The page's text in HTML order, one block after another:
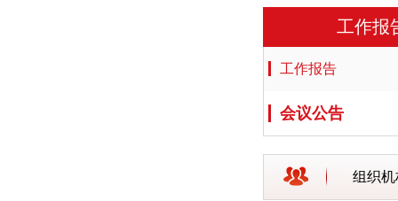
工作报
工作报告
会议公告
组织机